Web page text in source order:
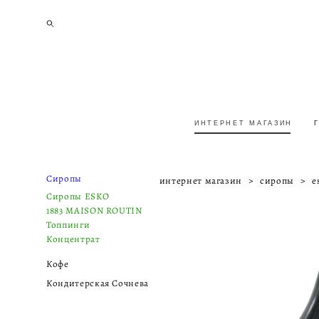
ИНТЕРНЕТ МАГАЗИН
ИНТЕРНЕТ МАГАЗИН
Сиропы
Сиропы ESKO
1883 MAISON ROUTIN
Топпинги
Концентрат
Кофе
Кондитерская Сочнева
интернет магазин > сиропы >